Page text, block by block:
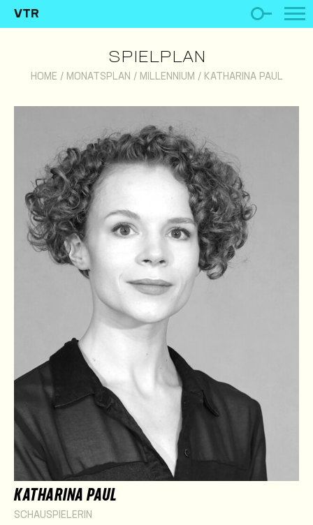
VTR
SPIELPLAN
HOME / MONATSPLAN / MILLENNIUM / KATHARINA PAUL
KATHARINA PAUL
SCHAUSPIELERIN